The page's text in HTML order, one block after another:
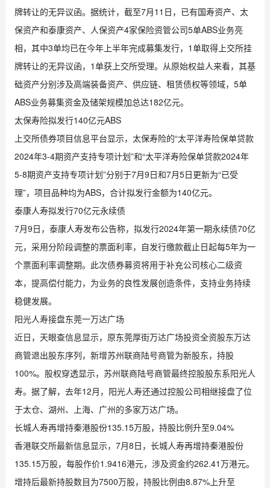
牌转让的无异议函。据统计，截至7月11日，已有国寿资产、太
保资产和泰康资产、人保资产4家保险资管公司5单ABS业务亮
相，其中3单均已在今年上半年完成募集发行，1单取得上交所挂
牌转让的无异议函，1单获上交所受理。从原始权益人来看，其基
础资产分别涉及高端装备资产、供应链、租赁债权等领域，5单
ABS业务募集资金及储架规模加总达182亿元。
太保寿险拟发行140亿元ABS
上交所债券项目信息平台显示，太保寿险的“太平洋寿险保单贷款
2024年3-4期资产支持专项计划”和“太平洋寿险保单贷款2024年
5-8期资产支持专项计划”分别于7月9日和7月5日更新为“已受
理”，项目品种均为ABS，合计拟发行金额为140亿元。
泰康人寿拟发行70亿元永续债
7月9日，泰康人寿发布公告称，拟发行2024年第一期永续债70亿
元，采用分阶段调整的票面利率，自发行缴款截止日起每5年为一
个票面利率调整期。此次债券募资将用于补充公司核心二级资
本，提高偿付能力，为业务的良性发展创造条件，支持业务持续
稳健发展。
阳光人寿接盘东莞一万达广场
近日，天眼查信息显示，原东莞厚街万达广场投资全资股东万达
商管退出股东序列，新增苏州联商陆号商管为新股东，持股
100%。股权穿透显示，苏州联商陆号商管最终控股股东系阳光人
寿。据了解，去年12月，阳光人寿还通过控股公司相继接盘了位
于太仓、湖州、上海、广州的多家万达广场。
长城人寿再增持秦港股份135.15万股，持股比例升至9.04%
香港联交所最新信息显示，7月8日，长城人寿再增持秦港股份
135.15万股，每股作价1.9416港元，涉及资金约262.41万港元。
增持后最新持股数目为7500万股，持股比例由8.87%上升至